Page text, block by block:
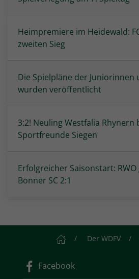
Heimpremiere im Heidewald:
zweiten Sieg
Die Spielpläne der Juniorinnen
wurden veröffentlicht
3:2! Neuling Westfalia Rhynern
Sportfreunde Siegen
Erfolgreicher Saisonstart:
Bonner SC 2:1
StartseiteDer WDFV
Facebook